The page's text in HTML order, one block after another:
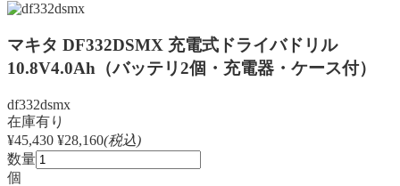
マキタ DF332DSMX 充電式ドライバドリル
10.8V4.0Ah（バッテリ2個・充電器・ケース付）
df332dsmx
在庫有り
¥45,430 ¥28,160(税込)
数量
個